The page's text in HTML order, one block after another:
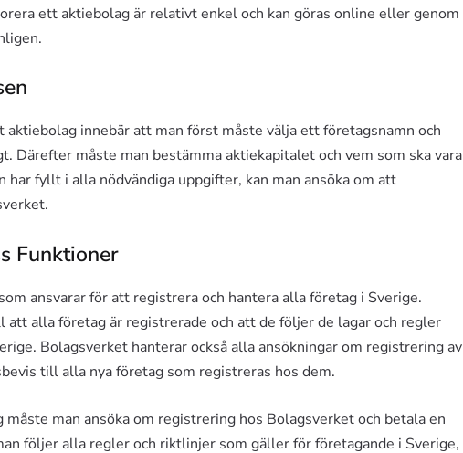
ett aktiebolag är relativt enkel och kan göras online eller genom
innebär att man först måste välja ett företagsnamn och
Därefter måste man bestämma aktiekapitalet och vem som ska vara
har fyllt i alla nödvändiga uppgifter, kan man ansöka om att
Funktioner
ansvarar för att registrera och hantera alla företag i Sverige.
alla företag är registrerade och att de följer de lagar och regler
Bolagsverket hanterar också alla ansökningar om registrering av
till alla nya företag som registreras hos dem.
man ansöka om registrering hos Bolagsverket och betala en
följer alla regler och riktlinjer som gäller för företagande i Sverige,